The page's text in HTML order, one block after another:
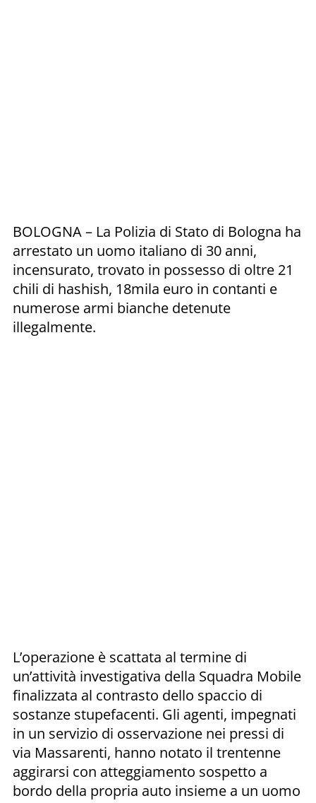
BOLOGNA – La Polizia di Stato di Bologna ha
arrestato un uomo italiano di 30 anni,
incensurato, trovato in possesso di oltre 21
chili di hashish, 18mila euro in contanti e
numerose armi bianche detenute
illegalmente.
L’operazione è scattata al termine di
un’attività investigativa della Squadra Mobile
finalizzata al contrasto dello spaccio di
sostanze stupefacenti. Gli agenti, impegnati
in un servizio di osservazione nei pressi di
via Massarenti, hanno notato il trentenne
aggirarsi con atteggiamento sospetto a
bordo della propria auto insieme a un uomo